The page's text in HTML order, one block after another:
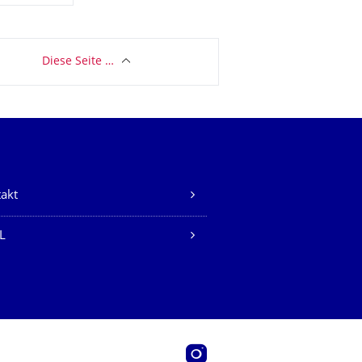
Diese Seite …
Instagram